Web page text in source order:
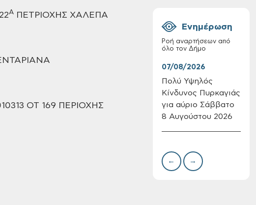
Α ΠΕΤΡΙΟΧΗΣ ΧΑΛΕΠΑ
ΟΤ 169 ΠΕΡΙΟΧΗΣ
Επαναλειτουργία
του συστήματος
SeaTrac στην
Ενημέρωση
Ροή αναρτήσεων από
όλο τον Δήμο
07/08/2026
Πολύ Υψηλός
Κίνδυνος Πυρκαγιάς
για αύριο Σάββατο
8 Αυγούστου 2026
← →